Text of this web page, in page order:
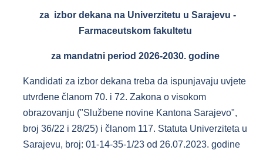
za izbor dekana na Univerzitetu u Sarajevu -
Farmaceutskom fakultetu
za mandatni period 2026-2030. godine
Kandidati za izbor dekana treba da ispunjavaju uvjete
utvrđene članom 70. i 72. Zakona o visokom
obrazovanju ("Službene novine Kantona Sarajevo",
broj 36/22 i 28/25) i članom 117. Statuta Univerziteta u
Sarajevu, broj: 01-14-35-1/23 od 26.07.2023. godine